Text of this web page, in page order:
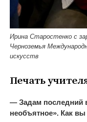
Ирина Старостенко с
Черноземья
искусств
Печать
— Задам последний
необъятное». Как вы